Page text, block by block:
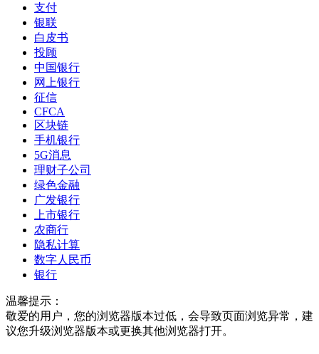
支付
银联
白皮书
投顾
中国银行
网上银行
征信
CFCA
区块链
手机银行
5G消息
理财子公司
绿色金融
广发银行
上市银行
农商行
隐私计算
数字人民币
银行
温馨提示：
敬爱的用户，您的浏览器版本过低，会导致页面浏览异常，建
议您升级浏览器版本或更换其他浏览器打开。